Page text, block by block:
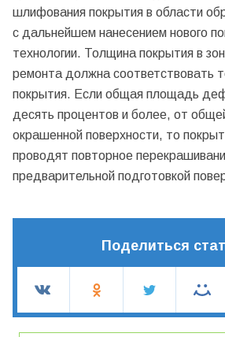
шлифования покрытия в области
с дальнейшем нанесением нового
технологии. Толщина покрытия в
ремонта должна соответствовать
покрытия. Если общая площадь
десять процентов и более, от
окрашенной поверхности, то
проводят повторное
предварительной подготовкой
Поделиться